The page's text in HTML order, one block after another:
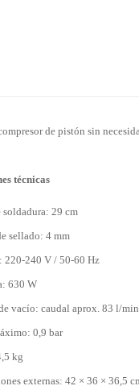
de pistón sin
técnicas
soldadura: 29 cm
sellado: 4 mm
220-240 V / 50-60 Hz
630 W
vacío: caudal aprox. 83 l/min
0,9 bar
kg
externas: 42 × 36 × 36,5